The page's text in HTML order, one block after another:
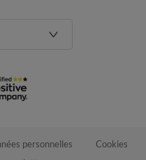
personnelles
Cookies